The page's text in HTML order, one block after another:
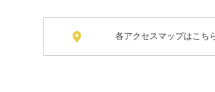
各アクセスマップはこち